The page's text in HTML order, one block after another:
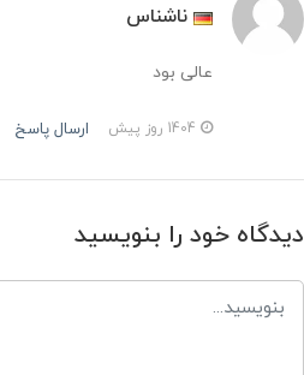
ناشناس
عالی بود
ارسال پاسخ
دیدگاه خود را بنویسید